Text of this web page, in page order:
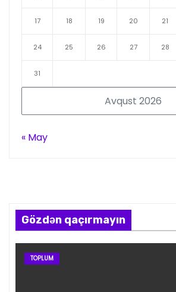
Avqust 2026
17 18 19 20 21
24 25 26 27 28
31
« May
Gözdən qaçırmayın
TOPLUM